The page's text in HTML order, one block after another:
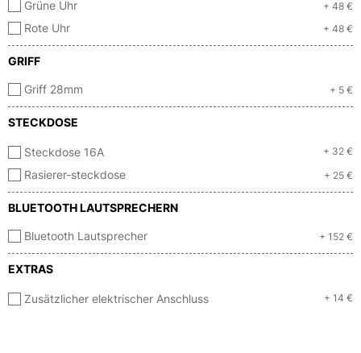
Grüne Uhr + 48 €
Rote Uhr + 48 €
GRIFF
Griff 28mm + 5 €
STECKDOSE
Steckdose 16A + 32 €
Rasierer-steckdose + 25 €
BLUETOOTH LAUTSPRECHERN
Bluetooth Lautsprecher + 152 €
EXTRAS
Zusätzlicher elektrischer Anschluss + 14 €